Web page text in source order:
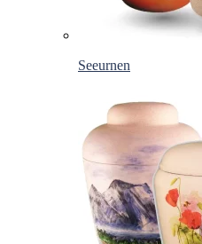
Seeurnen